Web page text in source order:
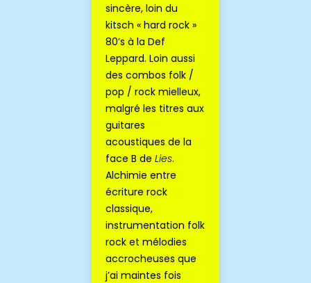
sincère, loin du
kitsch « hard rock »
80’s à la Def
Leppard. Loin aussi
des combos folk /
pop / rock mielleux,
malgré les titres aux
guitares
acoustiques de la
face B de Lies.
Alchimie entre
écriture rock
classique,
instrumentation folk
rock et mélodies
accrocheuses que
j’ai maintes fois